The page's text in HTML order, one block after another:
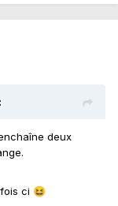
deux
ci 😆